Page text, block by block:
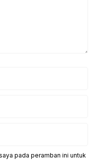
pada peramban ini untuk